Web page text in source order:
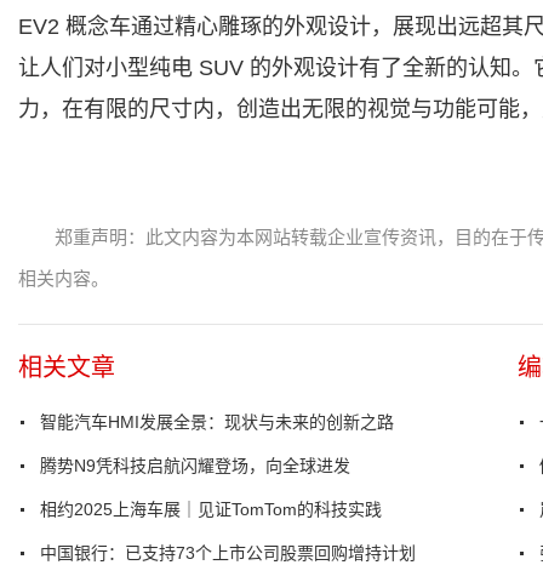
EV2 概念车通过精心雕琢的外观设计，展现出远超其
让人们对小型纯电 SUV 的外观设计有了全新的认知
力，在有限的尺寸内，创造出无限的视觉与功能可能
郑重声明：此文内容为本网站转载企业宣传资讯，目的在于
相关内容。
相关文章
智能汽车HMI发展全景：现状与未来的创新之路
腾势N9凭科技启航闪耀登场，向全球进发
相约2025上海车展｜见证TomTom的科技实践
中国银行：已支持73个上市公司股票回购增持计划